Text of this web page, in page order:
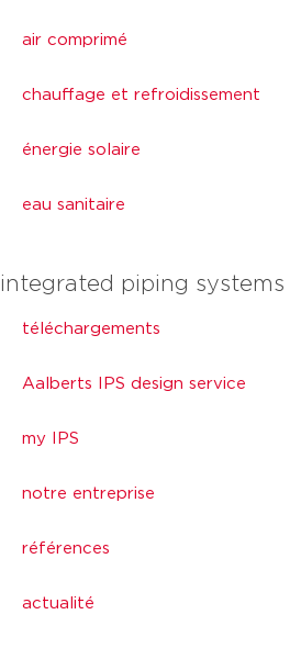
air comprimé
chauffage et refroidissement
énergie solaire
eau sanitaire
integrated piping systems
téléchargements
Aalberts IPS design service
my IPS
notre entreprise
références
actualité